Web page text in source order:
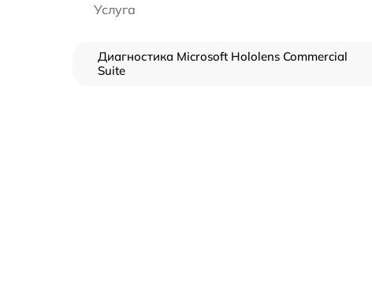
Услуга
Диагностика Microsoft Hololens Commercial
Suite